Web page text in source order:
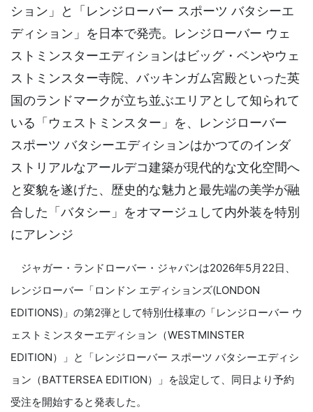
ション」と「レンジローバー スポーツ バタシーエ
ディション」を日本で発売。レンジローバー ウェ
ストミンスターエディションはビッグ・ベンやウェ
ストミンスター寺院、バッキンガム宮殿といった英
国のランドマークが立ち並ぶエリアとして知られて
いる「ウェストミンスター」を、レンジローバー
スポーツ バタシーエディションはかつてのインダ
ストリアルなアールデコ建築が現代的な文化空間へ
と変貌を遂げた、歴史的な魅力と最先端の美学が融
合した「バタシー」をオマージュして内外装を特別
にアレンジ
ジャガー・ランドローバー・ジャパンは2026年5月22日、
レンジローバー「ロンドン エディションズ(LONDON
EDITIONS)」の第2弾として特別仕様車の「レンジローバー ウ
ェストミンスターエディション（WESTMINSTER
EDITION）」と「レンジローバー スポーツ バタシーエディシ
ョン（BATTERSEA EDITION）」を設定して、同日より予約
受注を開始すると発表した。